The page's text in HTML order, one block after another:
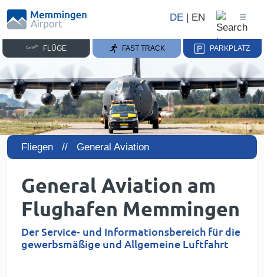
DE | EN
FLÜGE FAST TRACK PARKPLATZ
Fliegen // General Aviation
General Aviation am
Flughafen Memmingen
Der Service- und Informationsbereich für die
gewerbsmäßige und Allgemeine Luftfahrt